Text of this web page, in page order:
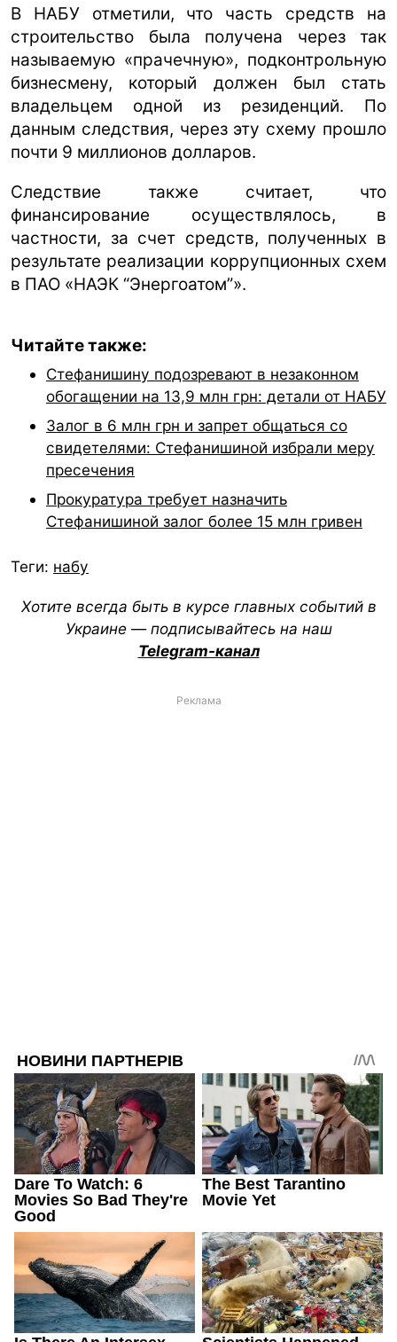
В НАБУ отметили, что часть средств на
строительство была получена через так
называемую «прачечную», подконтрольную
бизнесмену, который должен был стать
владельцем одной из резиденций. По
данным следствия, через эту схему прошло
почти 9 миллионов долларов.
Следствие также считает, что
финансирование осуществлялось, в
частности, за счет средств, полученных в
результате реализации коррупционных схем
в ПАО «НАЭК “Энергоатом”».
Читайте также:
Стефанишину подозревают в незаконном
обогащении на 13,9 млн грн: детали от НАБУ
Залог в 6 млн грн и запрет общаться со
свидетелями: Стефанишиной избрали меру
пресечения
Прокуратура требует назначить
Стефанишиной залог более 15 млн гривен
Теги: набу
Хотите всегда быть в курсе главных событий в
Украине — подписывайтесь на наш
Telegram-канал
Реклама